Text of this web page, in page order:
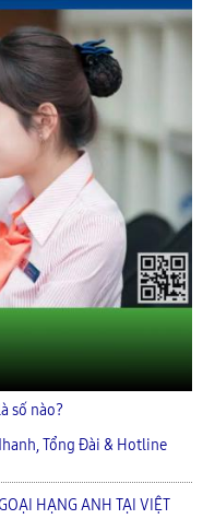
số nào?
Tổng Đài & Hotline
HẠNG ANH TẠI VIỆT